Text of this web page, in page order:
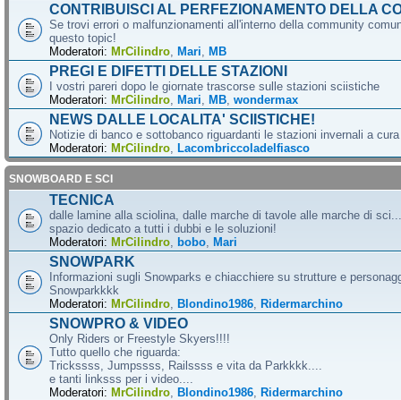
CONTRIBUISCI AL PERFEZIONAMENTO DELLA
Se trovi errori o malfunzionamenti all'interno della community
questo topic!
Moderatori: MrCilindro Mari MB
PREGI E DIFETTI DELLE STAZIONI
I vostri pareri dopo le giornate trascorse sulle stazioni sciistiche
Moderatori: MrCilindro Mari MB wondermax
NEWS DALLE LOCALITA' SCIISTICHE!
Notizie di banco e sottobanco riguardanti le stazioni invernali a
Moderatori: MrCilindro Lacombriccoladelfiasco
SNOWBOARD E SCI
TECNICA
dalle lamine alla sciolina, dalle marche di tavole alle marche di
spazio dedicato a tutti i dubbi e le soluzioni!
Moderatori: MrCilindro bobo Mari
SNOWPARK
Informazioni sugli Snowparks e chiacchiere su strutture e
Snowparkkkk
Moderatori: MrCilindro Blondino1986 Ridermarchino
SNOWPRO & VIDEO
Only Riders or Freestyle Skyers!!!!
Tutto quello che riguarda:
Trickssss, Jumpssss, Railssss e vita da Parkkkk....
e tanti linksss per i video....
Moderatori: MrCilindro Blondino1986 Ridermarchino